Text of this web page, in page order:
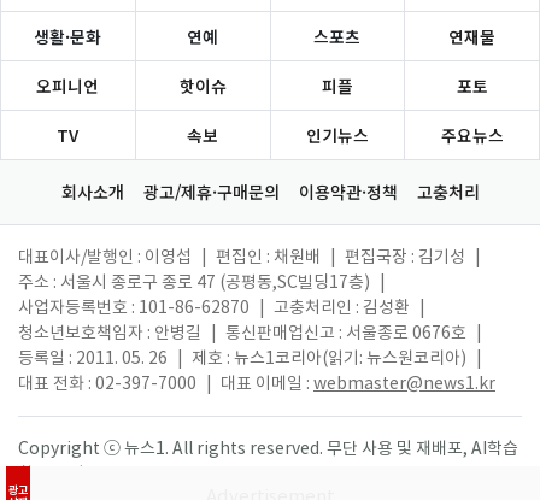
광고
생활·문화 연예 스포츠 연재물
오피니언 핫이슈 피플 포토
TV 속보 인기뉴스 주요뉴스
회사소개 광고/제휴·구매문의 이용약관·정책 고충처리
대표이사/발행인 : 이영섭 편집인 : 채원배 편집국장 : 김기성
주소 : 서울시 종로구 종로 47 (공평동,SC빌딩17층)
사업자등록번호 : 101-86-62870
고충처리인 : 김성환
청소년보호책임자 : 안병길
통신판매업신고 : 서울종로 0676호
등록일 : 2011. 05. 26
제호 : 뉴스1코리아(읽기: 뉴스원코리아)
대표 전화 : 02-397-7000
대표 이메일 : webmaster@news1.kr
Copyright ⓒ 뉴스1. All rights reserved. 무단 사용 및 재배포, AI학습
활용 금지.